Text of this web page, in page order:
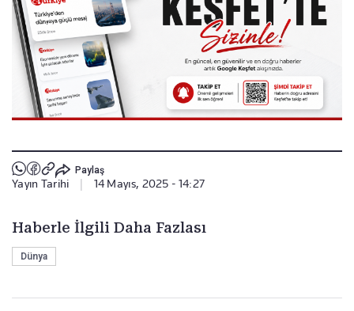
Paylaş
Yayın Tarihi 14 Mayıs, 2025 - 14:27
Haberle İlgili Daha Fazlası
Dünya